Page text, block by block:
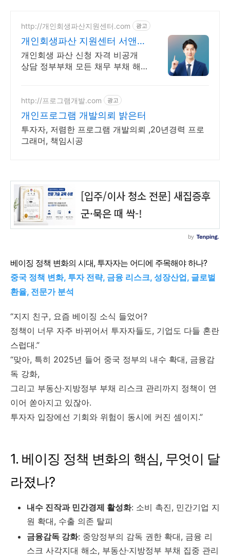
http://개인회생파산지원센터.com 광고
개인회생파산 지원센터 서앤율
빚탕감 모든 부채 해결
개인회생 파산 신청 자격 비공개
상담 정부부채 모든 채무 부채 해
http://프로그램개발.com 광고
개인프로그램 개발의뢰 밝은터
투자자, 저렴한 프로그램 개발의뢰 ,20년경력 프로
그래머, 책임시공
베이징 정책 변화의 시대, 투자자는 어디에 주목해야 하나?
중국 정책 변화, 투자 전략, 금융 리스크, 성장산업, 글로벌
환율, 전문가 분석
“지지 친구, 요즘 베이징 소식 들었어?
정책이 너무 자주 바뀌어서 투자자들도, 기업도 다들 혼란
스럽대.”
“맞아, 특히 2025년 들어 중국 정부의 내수 확대, 금융감
독 강화,
그리고 부동산·지방정부 부채 리스크 관리까지 정책이 연
이어 쏟아지고 있잖아.
투자자 입장에선 기회와 위험이 동시에 커진 셈이지.”
1. 베이징 정책 변화의 핵심, 무엇이 달
라졌나?
내수 진작과 민간경제 활성화: 소비 촉진, 민간기업 지
원 확대, 수출 의존 탈피
금융감독 강화: 중앙정부의 감독 권한 확대, 금융 리
스크 사각지대 해소, 부동산·지방정부 부채 집중 관리